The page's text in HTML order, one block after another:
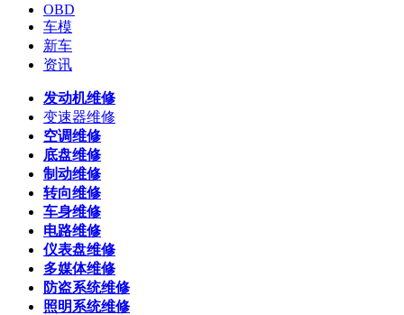
OBD
车模
新车
资讯
发动机维修
变速器维修
空调维修
底盘维修
制动维修
转向维修
车身维修
电路维修
仪表盘维修
多媒体维修
防盗系统维修
照明系统维修